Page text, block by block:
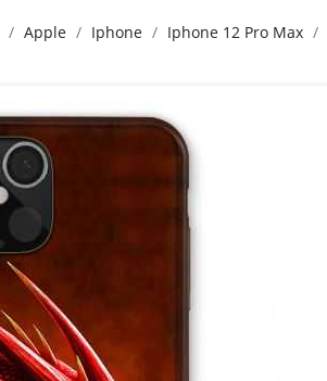
Apple Iphone Iphone 12 Pro Max